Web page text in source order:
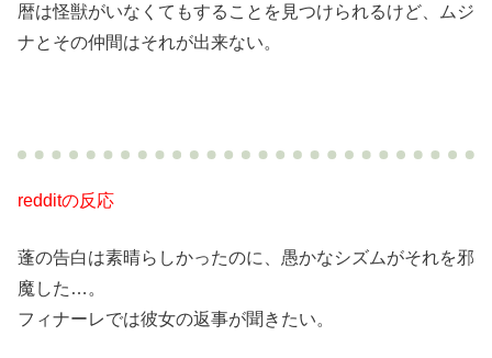
暦は怪獣がいなくてもすることを見つけられるけど、ムジ
ナとその仲間はそれが出来ない。
redditの反応
蓬の告白は素晴らしかったのに、愚かなシズムがそれを邪
魔した…。
フィナーレでは彼女の返事が聞きたい。